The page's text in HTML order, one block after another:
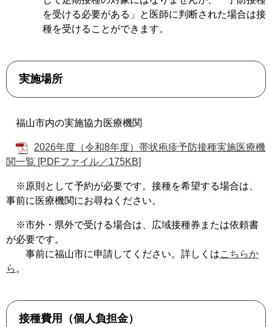
を受ける必要がある」と医師に判断された場合は接
種を受けることができます。
実施場所
福山市内の実施協力医療機関
2026年度（令和8年度）帯状疱疹予防接種実施医療機
関一覧 [PDFファイル／175KB]
※原則として予約が必要です。接種を希望する場合は、
事前に医療機関にお尋ねください。
※市外・県外で受ける場合は、広域接種券または依頼書
が必要です。
事前に福山市に申請してください。詳しくはこちらか
ら 。
接種費用（個人負担金）